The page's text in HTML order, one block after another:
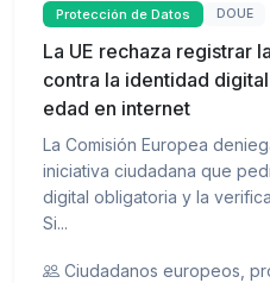
Protección de Datos DOUE
La UE rechaza registrar
contra la identidad
edad en internet
La Comisión Europea
iniciativa ciudadana que
digital obligatoria y la
Si...
Ciudadanos europeos,